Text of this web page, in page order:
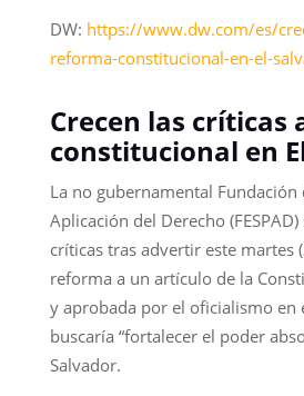
DW: https://www.dw.com/es/
reforma-constitucional-en-el-
Crecen las críticas
constitucional en
La no gubernamental Fundación
Aplicación del Derecho
críticas tras advertir este martes
reforma a un artículo de la
y aprobada por el oficialismo en
buscaría “fortalecer el poder
Salvador.